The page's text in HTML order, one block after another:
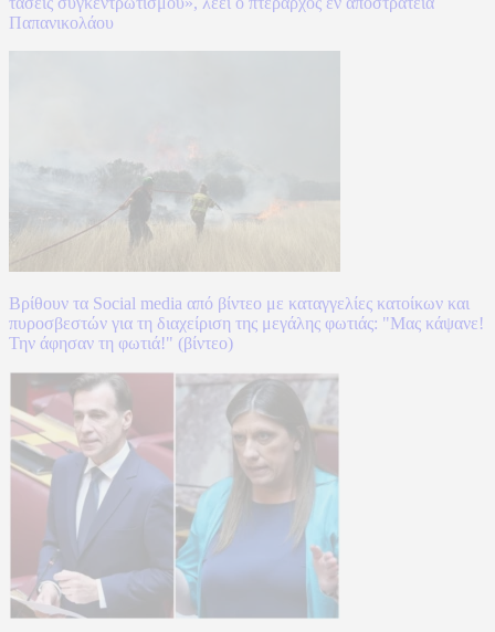
Παπανικολάου
Βρίθουν τα Social media από βίντεο με καταγγελίες κατοίκων και
πυροσβεστών για τη διαχείριση της μεγάλης φωτιάς: "Μας κάψανε!
Την άφησαν τη φωτιά!" (βίντεο)